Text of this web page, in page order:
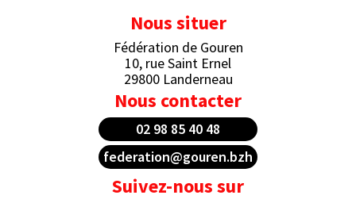
Nous situer
Fédération de Gouren
10, rue Saint Ernel
29800 Landerneau
Nous contacter
02 98 85 40 48
federation@gouren.bzh
Suivez-nous sur